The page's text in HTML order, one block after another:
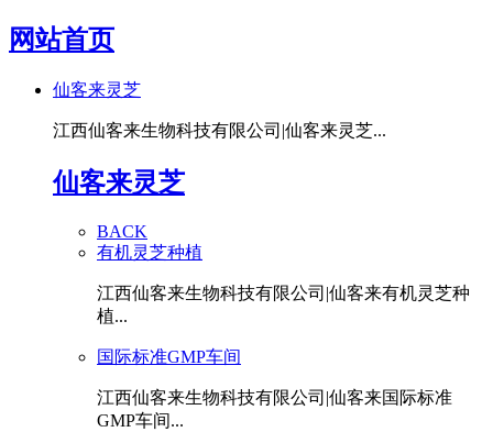
网站首页
仙客来灵芝
江西仙客来生物科技有限公司|仙客来灵芝...
仙客来灵芝
BACK
有机灵芝种植
江西仙客来生物科技有限公司|仙客来有机灵芝种
植...
国际标准GMP车间
江西仙客来生物科技有限公司|仙客来国际标准
GMP车间...